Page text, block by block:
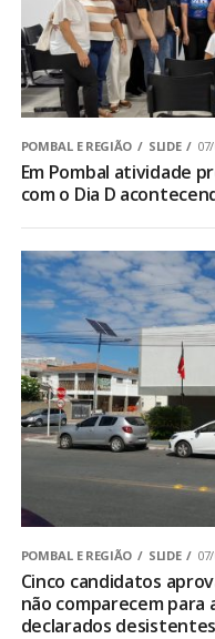
POMBAL E REGIÃO SLIDE
Em Pombal atividade
com o Dia D
POMBAL E REGIÃO SLIDE
Cinco candidatos
não comparecem para
declarados desistentes